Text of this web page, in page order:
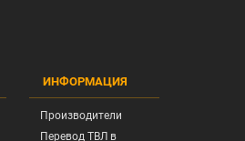
ИНФОРМАЦИЯ
Производители
Перевод ТВЛ в